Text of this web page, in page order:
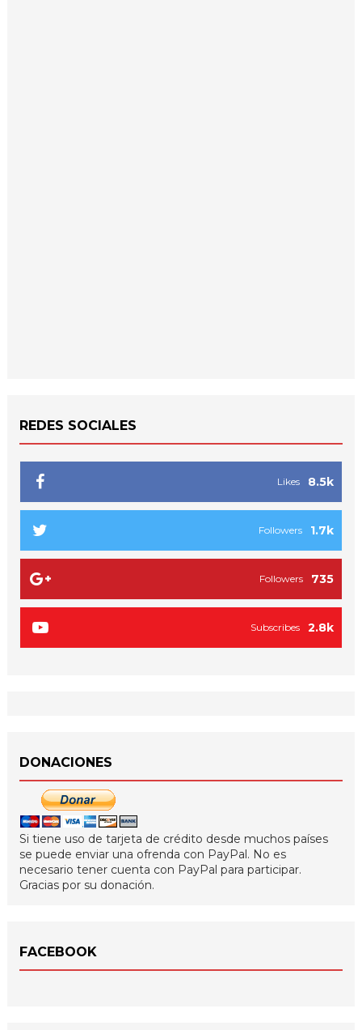
REDES SOCIALES
8.5k
Likes
1.7k
Followers
735
Followers
2.8k
Subscribes
DONACIONES
Si tiene uso de tarjeta de crédito desde muchos países
se puede enviar una ofrenda con PayPal. No es
necesario tener cuenta con PayPal para participar.
Gracias por su donación.
FACEBOOK